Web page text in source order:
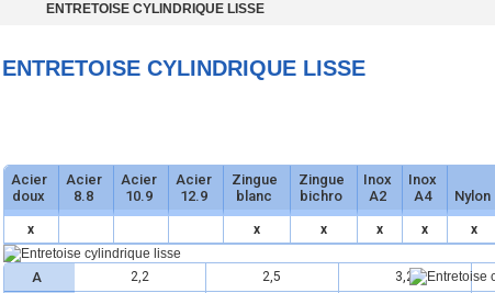
ENTRETOISE CYLINDRIQUE LISSE
ENTRETOISE CYLINDRIQUE LISSE
Acier
doux
Acier
8.8
Acier
10.9
Acier
12.9
Zingue
blanc
Zingue
bichro
Inox
A2
Inox
A4
Nylon
x x x x x x
A 2,2 2,5 3,2